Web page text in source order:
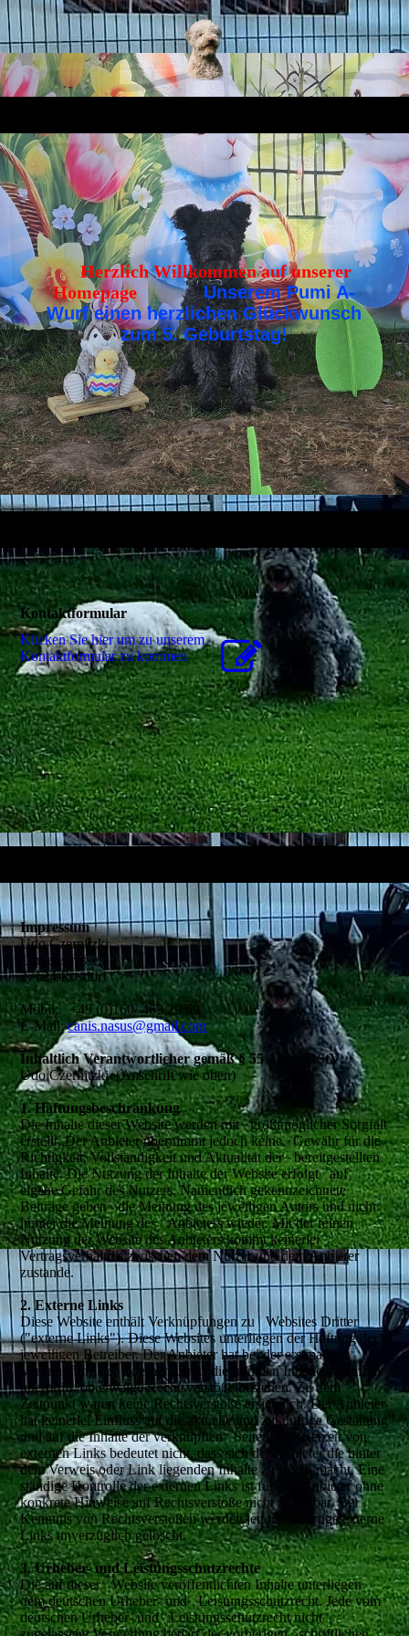
Herzlich Willkommen auf unserer
Homepage Unserem Pumi A-
Wurf einen herzlichen Glückwunsch
zum 5. Geburtstag!
Kontaktformular
Klicken Sie hier um zu unserem
Kon­takt­for­mu­lar zu kommen
Impressum
Udo Czernitzki
Lindenstrasse 3
37124 Rosdorf
Mobil: +49 (0)160/ 463 29 69
E-Mail:canis.nasus@gmail.com
Inhaltlich Verantwortlicher gemäß § 55 Abs.2 RStV:
Udo Czernitzki (Anschrift wie oben)
1. Haftungsbeschränkung
Die Inhalte dieser Website werden mit größtmöglicher Sorgfalt
erstellt. Der Anbieter übernimmt jedoch keine Gewähr für die
Richtigkeit, Vollständigkeit und Aktualität der bereitgestellten
Inhalte. Die Nutzung der Inhalte der Website erfolgt auf
eigene Gefahr des Nutzers. Namentlich gekennzeichnete
Beiträge geben die Meinung des jeweiligen Autors und nicht
immer die Meinung des Anbieters wieder. Mit der reinen
Nutzung der Website des Anbieters kommt keinerlei
Vertragsverhältnis zwischen dem Nutzer und dem Anbieter
zustande.
2. Externe Links
Diese Website enthält Verknüpfungen zu Websites Dritter
("externe Links"). Diese Websites unterliegen der Haftung der
jeweiligen Betreiber. Der Anbieter hat bei der erstmaligen
Verknüpfung der externen Links die fremden Inhalte daraufhin
überprüft, ob etwaige Rechtsverstöße bestehen. Zu dem
Zeitpunkt waren keine Rechtsverstöße ersichtlich. Der Anbieter
hat keinerlei Einfluss auf die aktuelle und zukünftige Gestaltung
und auf die Inhalte der verknüpften Seiten. Das Setzen von
externen Links bedeutet nicht, dass sich der Anbieter die hinter
dem Verweis oder Link liegenden Inhalte zu Eigen macht. Eine
ständige Kontrolle der externen Links ist für den Anbieter ohne
konkrete Hinweise auf Rechtsverstöße nicht zumutbar. Bei
Kenntnis von Rechtsverstößen werden jedoch derartige externe
Links unverzüglich gelöscht.
3. Urheber- und Leistungsschutzrechte
Die auf dieser Website veröffentlichten Inhalte unterliegen
dem deutschen Urheber- und Leistungsschutzrecht. Jede vom
deutschen Urheber- und Leistungsschutzrecht nicht